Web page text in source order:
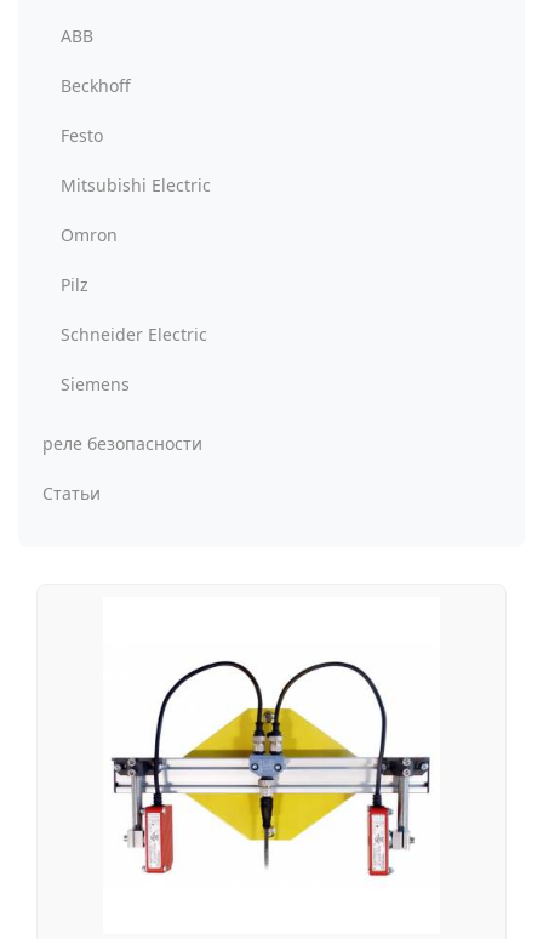
ABB
Beckhoff
Festo
Mitsubishi Electric
Omron
Pilz
Schneider Electric
Siemens
реле безопасности
Статьи